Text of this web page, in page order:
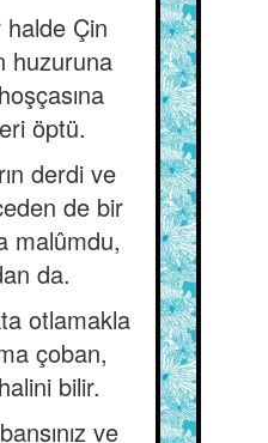
Çin
huzuruna
öptü.
derdi ve
de bir
malûmdu,
da.
otlamakla
çoban,
bilir.
ve